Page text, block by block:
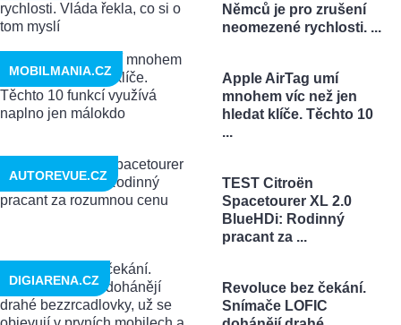
Němců je pro zrušení
neomezené rychlosti. ...
Apple AirTag umí
mnohem víc než jen
hledat klíče. Těchto 10
...
MOBILMANIA.CZ
TEST Citroën
Spacetourer XL 2.0
BlueHDi: Rodinný
pracant za ...
AUTOREVUE.CZ
Revoluce bez čekání.
Snímače LOFIC
DIGIARENA.CZ